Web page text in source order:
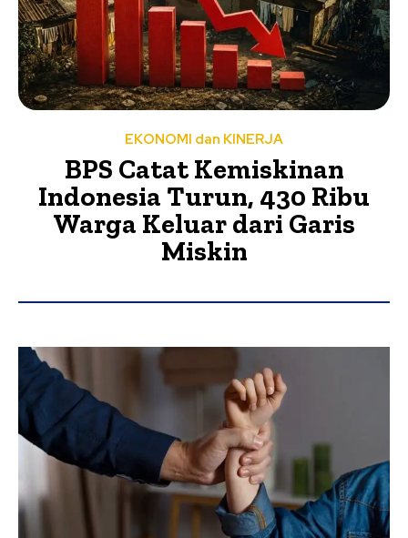
EKONOMI dan KINERJA
BPS Catat Kemiskinan
Indonesia Turun, 430 Ribu
Warga Keluar dari Garis
Miskin